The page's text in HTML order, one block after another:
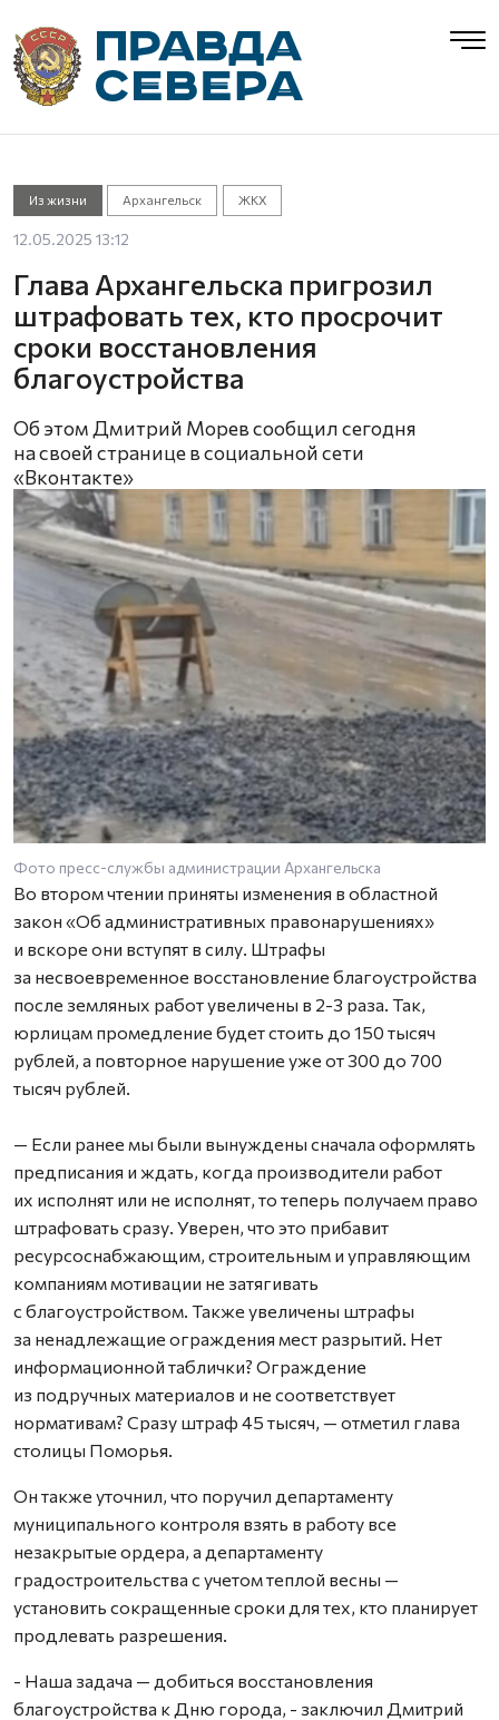
Из жизни Архангельск ЖКХ
12.05.2025 13:12
Глава Архангельска пригрозил
штрафовать тех, кто просрочит
сроки восстановления
благоустройства
Об этом Дмитрий Морев сообщил сегодня
на своей странице в социальной сети
«Вконтакте»
Фото пресс-службы администрации Архангельска
Во втором чтении приняты изменения в областной
закон «Об административных правонарушениях»
и вскоре они вступят в силу. Штрафы
за несвоевременное восстановление благоустройства
после земляных работ увеличены в 2-3 раза. Так,
юрлицам промедление будет стоить до 150 тысяч
рублей, а повторное нарушение уже от 300 до 700
тысяч рублей.
— Если ранее мы были вынуждены сначала оформлять
предписания и ждать, когда производители работ
их исполнят или не исполнят, то теперь получаем право
штрафовать сразу. Уверен, что это прибавит
ресурсоснабжающим, строительным и управляющим
компаниям мотивации не затягивать
с благоустройством. Также увеличены штрафы
за ненадлежащие ограждения мест разрытий. Нет
информационной таблички? Ограждение
из подручных материалов и не соответствует
нормативам? Сразу штраф 45 тысяч, — отметил глава
столицы Поморья.
Он также уточнил, что поручил департаменту
муниципального контроля взять в работу все
незакрытые ордера, а департаменту
градостроительства с учетом теплой весны —
установить сокращенные сроки для тех, кто планирует
продлевать разрешения.
- Наша задача — добиться восстановления
благоустройства к Дню города, - заключил Дмитрий